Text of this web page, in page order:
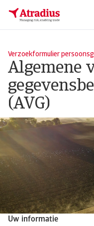
Verzoekformulier
Algemene
(AVG)
Uw informatie